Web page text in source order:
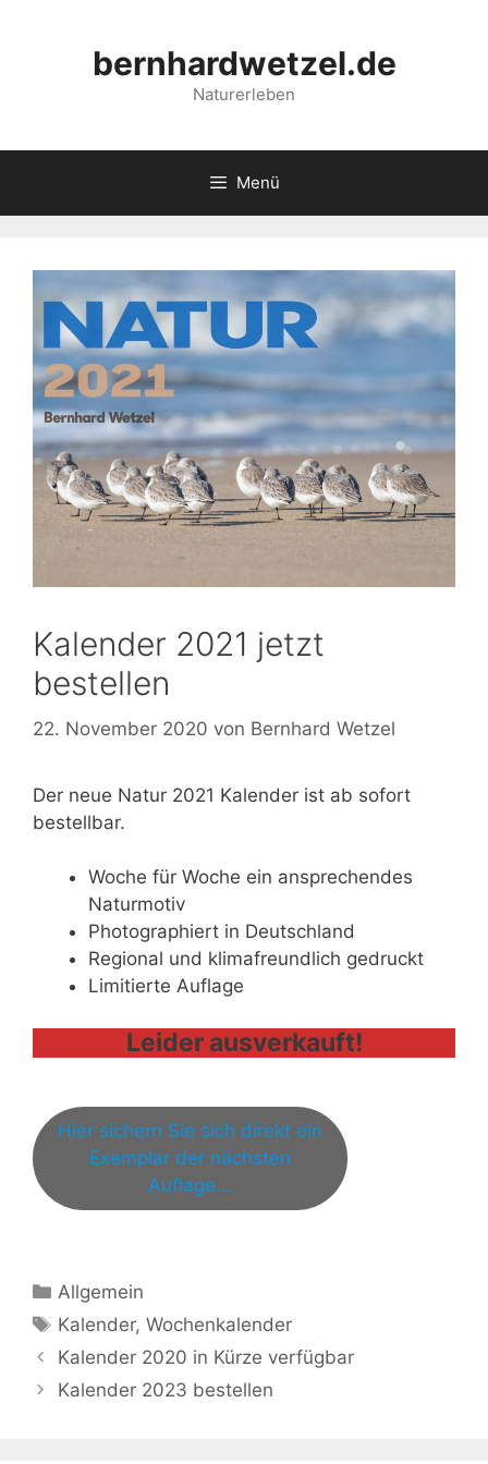
bernhardwetzel.de
Naturerleben
Menü
Kalender 2021 jetzt
bestellen
22. November 2020 von Bernhard Wetzel
Der neue Natur 2021 Kalender ist ab sofort
bestellbar.
Woche für Woche ein ansprechendes
Naturmotiv
Photographiert in Deutschland
Regional und klimafreundlich gedruckt
Limitierte Auflage
Leider ausverkauft!
Hier sichern Sie sich direkt ein
Exemplar der nächsten
Auflage…
Kategorien
Allgemein
Schlagwörter
Kalender,Wochenkalender
Kalender 2020 in Kürze verfügbar
Kalender 2023 bestellen